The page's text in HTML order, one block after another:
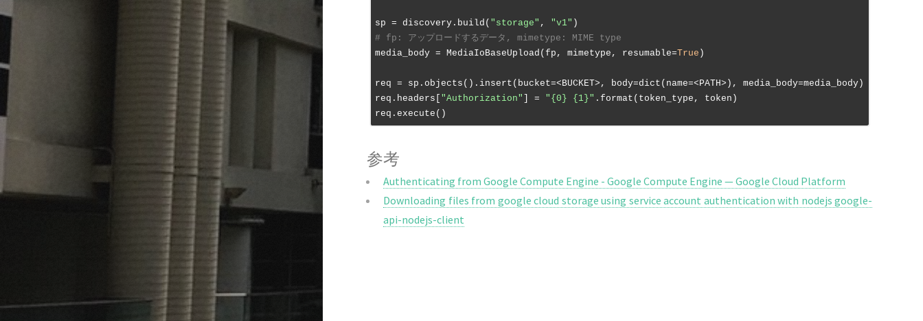
sp = discovery.build( "storage" , "v1"
# fp: アップロードするデータ, mimetype: MIME type
media_body = MediaIoBaseUpload(fp, mimetype, resumable=True )
req = sp.objects().insert(bucket=<BUCKET>, body=dict(name=<PATH>), media_body=media_body)
req.headers[ "Authorization" ] = "{0} {1}" .format(token_type, token)
参考
Authenticating from Google Compute Engine - Google Compute Engine — Google Cloud Platform
Downloading files from google cloud storage using service account authentication with nodejs google-
api-nodejs-client